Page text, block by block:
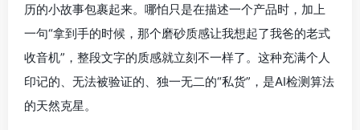
历的小故事包裹起来。哪怕只是在描述一个产品时，加上
一句“拿到手的时候，那个磨砂质感让我想起了我爸的老式
收音机”，整段文字的质感就立刻不一样了。这种充满个人
印记的、无法被验证的、独一无二的“私货”，是AI检测算法
的天然克星。